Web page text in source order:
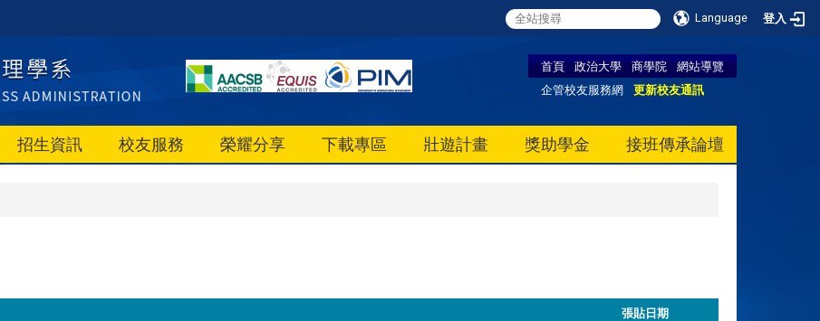
Language 登入
首頁 政治大學 商學院
網站導覽
企管校友服務網
更新校友通訊
招生資訊 校友服務 榮耀分享 下載專區 壯遊計畫 獎助學金 接班傳承論壇
張貼日期